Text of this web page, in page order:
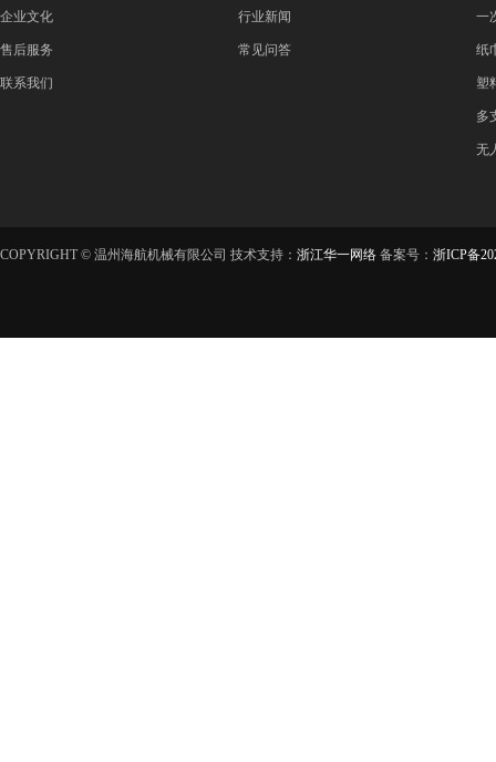
企业文化
售后服务
联系我们
行业新闻
常见问答
一
纸
塑
多
无
COPYRIGHT © 温州海航机械有限公司 技术支持： 浙江华一网络 备案号： 浙ICP备